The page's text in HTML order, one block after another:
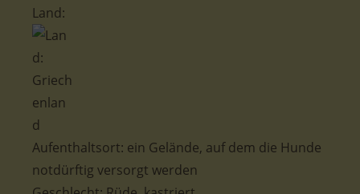
Land:
Aufenthaltsort: ein Gelände, auf dem die Hunde
notdürftig versorgt werden